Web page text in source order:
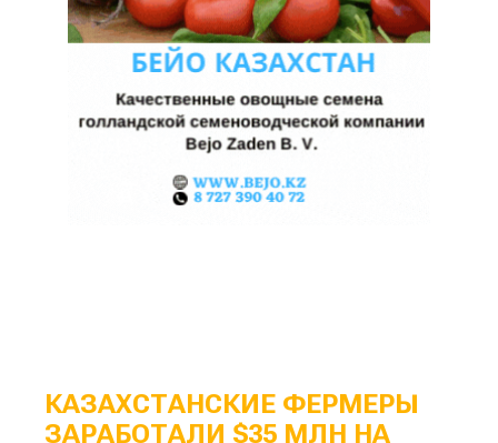
КАЗАХСТАНСКИЕ ФЕРМЕРЫ
ЗАРАБОТАЛИ $35 МЛН НА